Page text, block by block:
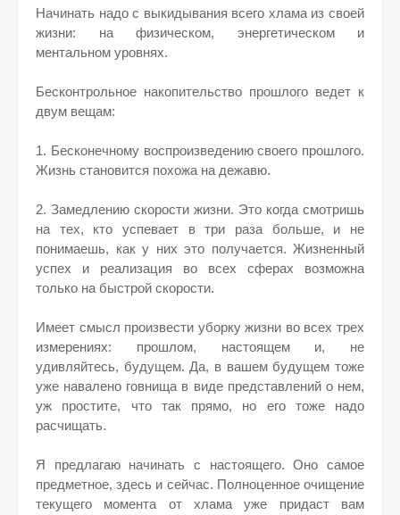
Начинать надо с выкидывания всего хлама из своей
жизни: на физическом, энергетическом и
ментальном уровнях.
Бесконтрольное накопительство прошлого ведет к
двум вещам:
1. Бесконечному воспроизведению своего прошлого.
​Жизнь становится похожа на дежавю.
2. Замедлению скорости жизни. ​Это когда смотришь
на тех, кто успевает в три раза больше, и не
понимаешь, как у них это получается. Жизненный
успех и реализация во всех сферах возможна
только на быстрой скорости.
Имеет смысл произвести уборку жизни во всех трех
измерениях: прошлом, настоящем и, не
удивляйтесь, будущем. Да, в вашем будущем тоже
уже навалено говнища в виде представлений о нем,
уж простите, что так прямо, но его тоже надо
расчищать.
Я предлагаю начинать с настоящего. Оно самое
предметное, здесь и сейчас. Полноценное очищение
текущего момента от хлама уже придаст вам